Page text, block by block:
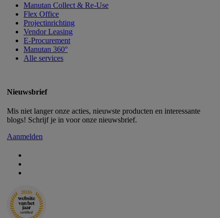
Manutan Collect & Re-Use
Flex Office
Projectinrichting
Vendor Leasing
E-Procurement
Manutan 360°
Alle services
Nieuwsbrief
Mis niet langer onze acties, nieuwste producten en interessante
blogs! Schrijf je in voor onze nieuwsbrief.
Aanmelden